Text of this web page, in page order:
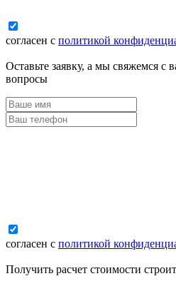
согласен с политикой
Оставьте заявку, а мы свяжемся с
вопросы
согласен с политикой
Получить расчет стоимости